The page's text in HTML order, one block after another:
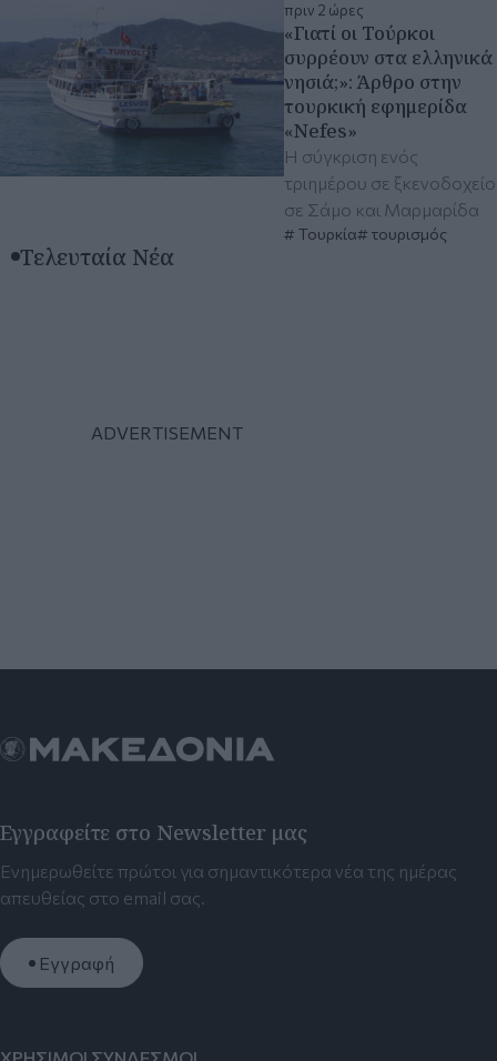
πριν 2 ώρες
«Γιατί οι Τούρκοι
συρρέουν στα ελληνικά
νησιά;»: Άρθρο στην
τουρκική εφημερίδα
«Nefes»
Η σύγκριση ενός
τριημέρου σε ξκενοδοχείο
σε Σάμο και Μαρμαρίδα
Τουρκία τουρισμός
Τελευταία Νέα
Εγγραφείτε στο Newsletter μας
Ενημερωθείτε πρώτοι για σημαντικότερα νέα της ημέρας
απευθείας στο email σας.
Εγγραφή
ΧΡΗΣΙΜΟΙ ΣΥΝΔΕΣΜΟΙ